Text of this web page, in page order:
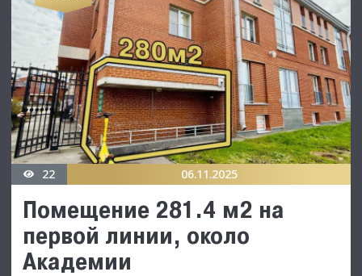
22 06.11.2025
Помещение 281.4 м2 на
первой линии, около
Академии